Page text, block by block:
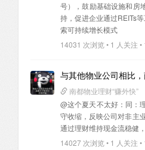
号），鼓励基础设施和房
持，促进企业通过REITs
索可持续增长模式
14031 次浏览 • 1 人关注 •
与其他物业公司相比
南都物业理财“赚外快”
@这个夏天不太好：同‌：
守收缩，反映公司对非主
通过理财维持现金流稳健
14027 次浏览 • 1 人关注 •